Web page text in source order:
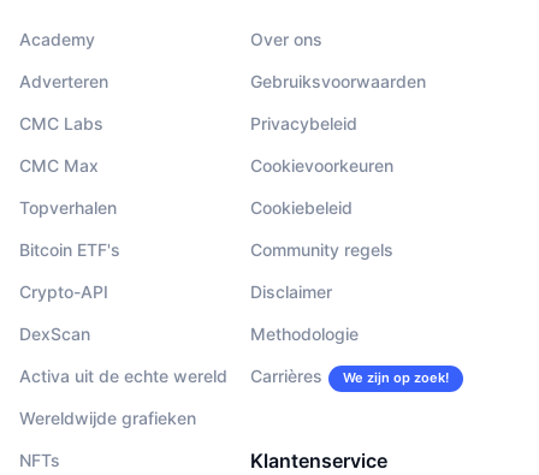
Academy
Adverteren
CMC Labs
CMC Max
Topverhalen
Bitcoin ETF's
Crypto-API
DexScan
Activa uit de echte wereld
Wereldwijde grafieken
NFTs
Over ons
Gebruiksvoorwaarden
Privacybeleid
Cookievoorkeuren
Cookiebeleid
Community regels
Disclaimer
Methodologie
Carrières We zijn op zoek!
Klantenservice